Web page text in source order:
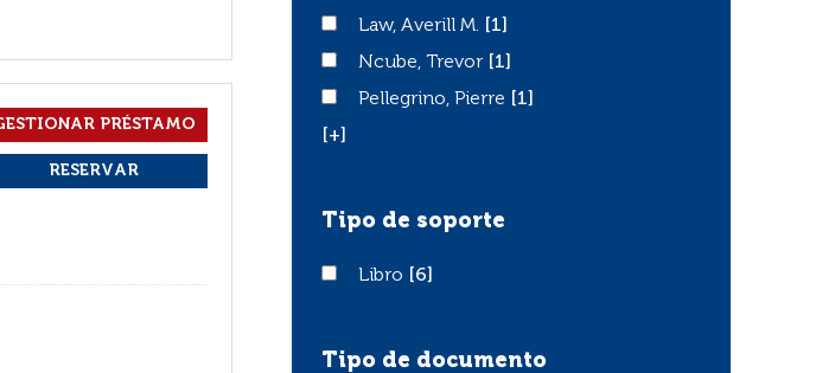
Law, Averill M.
Law, Averill M.
[1]
Ncube, Trevor
Ncube, Trevor
[1]
Pellegrino, Pierre
Pellegrino, Pierre
[1]
[+]
Tipo de soporte
LibroLibro [6]
Tipo de documento